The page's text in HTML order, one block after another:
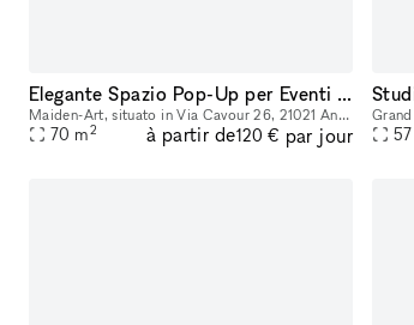
Elegante Spazio Pop-Up per Eventi e Vendite a Angera, Lago Maggiore
Maiden-Art, situato in Via Cavour 26, 21021 Angera (VA), offre un elegante e accogliente spazio pop-up nel cuore di Angera, a pochi passi dal Lago Maggiore. Questo spazio unico combina il fascino del
70 m2 à partir de120 € par jour 57